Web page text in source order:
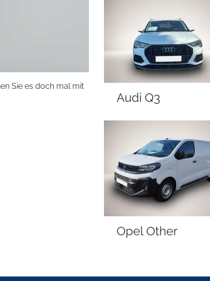
Sie es doch mal mit
Audi Q3
Opel Other